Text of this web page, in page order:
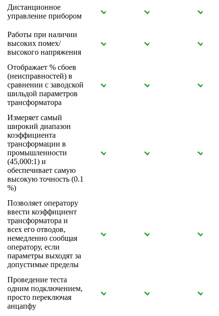
Дистанционное
управление прибором
Работы при наличии
высоких помех/
высокого напряжения
Отображает % сбоев
(неисправностей) в
сравнении с заводской
шильдой параметров
трансформатора
Измеряет самый
широкий диапазон
коэффициента
трансформации в
промышленности
(45,000:1) и
обеспечивает самую
высокую точность (0.1
%)
Позволяет оператору
ввести коэффициент
трансформатора и
всех его отводов,
немедленно сообщая
оператору, если
параметры выходят за
допустимые пределы
Проведение теста
одним подключением,
просто переключая
анцапфу